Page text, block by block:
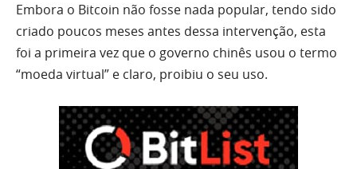
Embora o Bitcoin não fosse nada popular, tendo sido
criado poucos meses antes dessa intervenção, esta
foi a primeira vez que o governo chinês usou o termo
“moeda virtual” e claro, proibiu o seu uso.